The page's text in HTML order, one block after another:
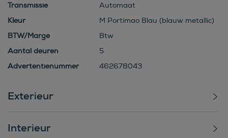
Transmissie
Automaat
Kleur
M Portimao Blau (blauw metallic)
BTW/Marge
Btw
Aantal deuren
5
Advertentienummer
462678043
Exterieur
Interieur